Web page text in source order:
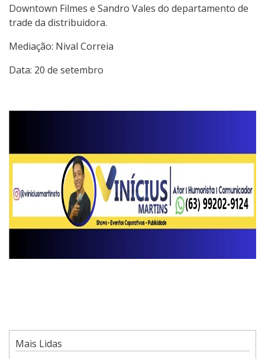
Downtown Filmes e Sandro Vales do departamento de
trade da distribuidora.
Mediação: Nival Correia
Data: 20 de setembro
Mais Lidas